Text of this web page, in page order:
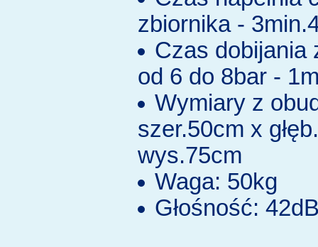
zbiornika -
Czas dobijania
od 6 do 8bar -
Wymiary z
szer.50cm x
wys.75cm
Waga: 50kg
Głośność: